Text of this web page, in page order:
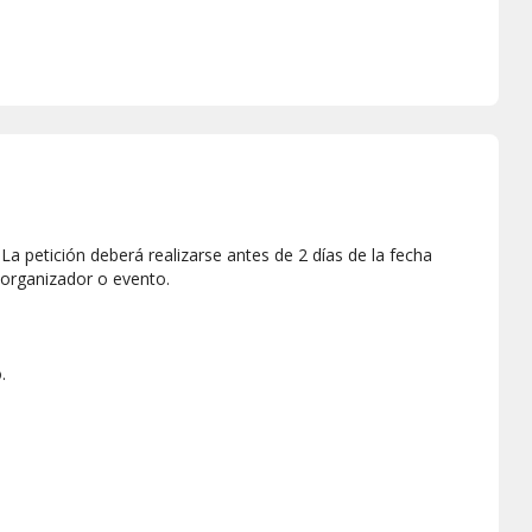
petición deberá realizarse antes de 2 días de la fecha
o evento.